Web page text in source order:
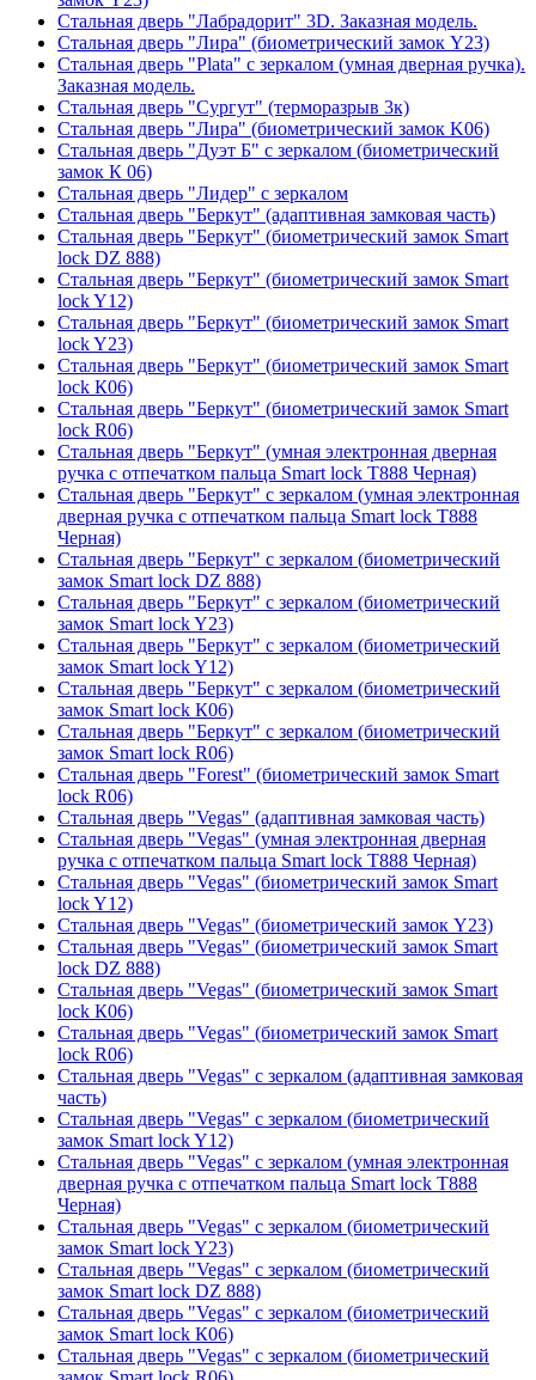
Стальная дверь "Лабрадорит" 3D. Заказная модель.
Стальная дверь "Лира" (биометрический замок Y23)
Стальная дверь "Plata" с зеркалом (умная дверная ручка).
Заказная модель.
Стальная дверь "Сургут" (терморазрыв 3к)
Стальная дверь "Лира" (биометрический замок K06)
Стальная дверь "Дуэт Б" с зеркалом (биометрический
замок К 06)
Стальная дверь "Лидер" с зеркалом
Стальная дверь "Беркут" (адаптивная замковая часть)
Стальная дверь "Беркут" (биометрический замок Smart
lock DZ 888)
Стальная дверь "Беркут" (биометрический замок Smart
lock Y12)
Стальная дверь "Беркут" (биометрический замок Smart
lock Y23)
Стальная дверь "Беркут" (биометрический замок Smart
lock К06)
Стальная дверь "Беркут" (биометрический замок Smart
lock R06)
Стальная дверь "Беркут" (умная электронная дверная
ручка с отпечатком пальца Smart lock T888 Черная)
Стальная дверь "Беркут" с зеркалом (умная электронная
дверная ручка с отпечатком пальца Smart lock T888
Черная)
Стальная дверь "Беркут" с зеркалом (биометрический
замок Smart lock DZ 888)
Стальная дверь "Беркут" с зеркалом (биометрический
замок Smart lock Y23)
Стальная дверь "Беркут" с зеркалом (биометрический
замок Smart lock Y12)
Стальная дверь "Беркут" с зеркалом (биометрический
замок Smart lock К06)
Стальная дверь "Беркут" с зеркалом (биометрический
замок Smart lock R06)
Стальная дверь "Forest" (биометрический замок Smart
lock R06)
Стальная дверь "Vegas" (адаптивная замковая часть)
Стальная дверь "Vegas" (умная электронная дверная
ручка с отпечатком пальца Smart lock T888 Черная)
Стальная дверь "Vegas" (биометрический замок Smart
lock Y12)
Стальная дверь "Vegas" (биометрический замок Y23)
Стальная дверь "Vegas" (биометрический замок Smart
lock DZ 888)
Стальная дверь "Vegas" (биометрический замок Smart
lock К06)
Стальная дверь "Vegas" (биометрический замок Smart
lock R06)
Стальная дверь "Vegas" с зеркалом (адаптивная замковая
часть)
Стальная дверь "Vegas" с зеркалом (биометрический
замок Smart lock Y12)
Стальная дверь "Vegas" с зеркалом (умная электронная
дверная ручка с отпечатком пальца Smart lock T888
Черная)
Стальная дверь "Vegas" с зеркалом (биометрический
замок Smart lock Y23)
Стальная дверь "Vegas" с зеркалом (биометрический
замок Smart lock DZ 888)
Стальная дверь "Vegas" с зеркалом (биометрический
замок Smart lock К06)
Стальная дверь "Vegas" с зеркалом (биометрический